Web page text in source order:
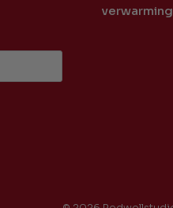
verwarming